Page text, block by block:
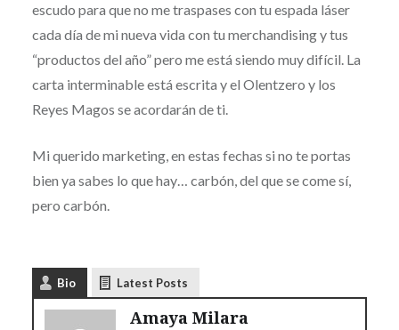
escudo para que no me traspases con tu espada láser
cada día de mi nueva vida con tu merchandising y tus
“productos del año” pero me está siendo muy difícil. La
carta interminable está escrita y el Olentzero y los
Reyes Magos se acordarán de ti.
Mi querido marketing, en estas fechas si no te portas
bien ya sabes lo que hay… carbón, del que se come sí,
pero carbón.
Bio Latest Posts
Amaya Milara